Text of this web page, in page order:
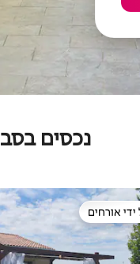
נכסים
אורחים
אורחים